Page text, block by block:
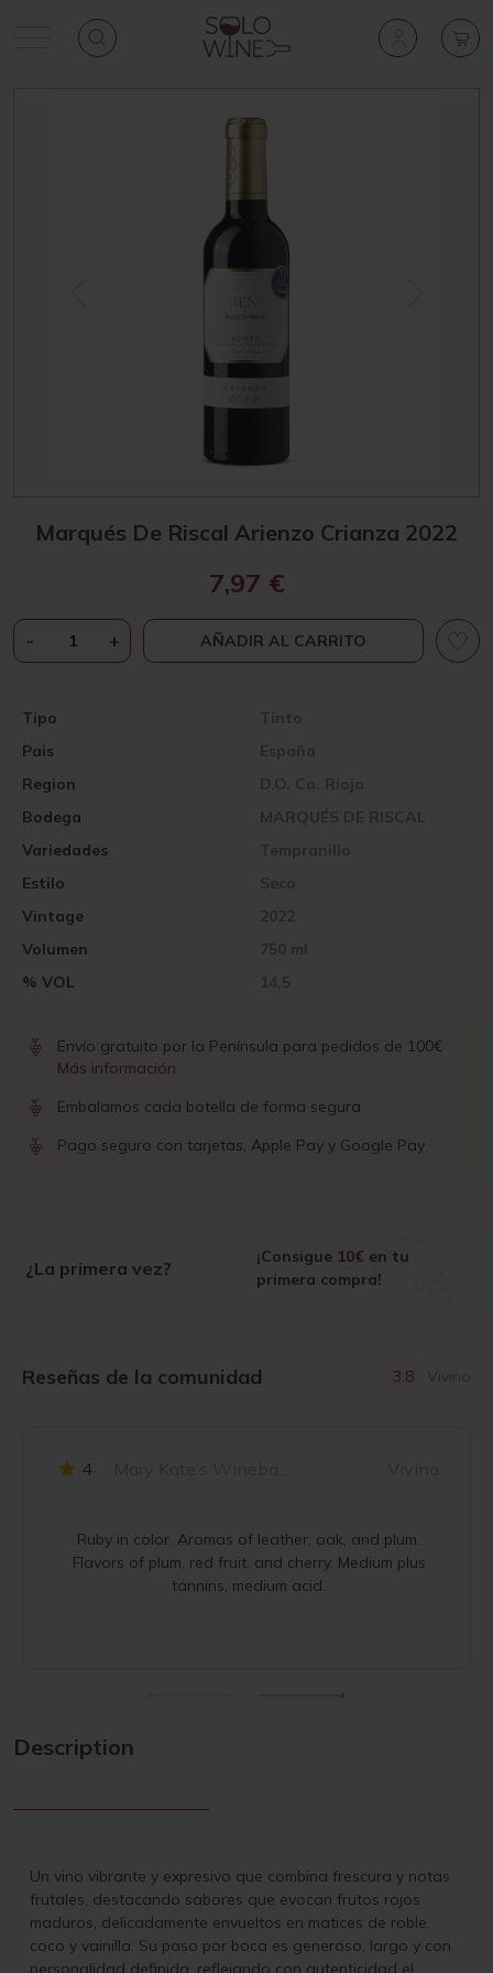
Marqués De Riscal Arienzo Crianza 2022
Pais España
Vintage 2022
Region D.O. Ca. Rioja
Volumen 750 ml
Bodega MARQUÉS DE RISCAL
% VOL 14,5
Variedades Tempranillo
Tipo Tinto
Estilo Seco
7,97 €
-MARQUÉS
DE
ARIENZO
CRIANZA
2022
CANTIDAD
+ AÑADIR AL CARRITO
Envío gratuito por la Península para pedidos de 100€
Más información
Embalamos cada botella de forma segura
Pago seguro con tarjetas, Apple Pay y Google Pay
¿La primera vez?
¡Consigue 10€ en tu
primera compra!
Reseñas de la comunidad 3.8 Vivino
4
Ruby in color. Aromas of leather, oak, and plum.
Flavors of plum, red fruit, and cherry. Medium plus
tannins, medium acid.
Description
Un vino vibrante y expresivo que combina frescura y notas
frutales, destacando sabores que evocan frutos rojos
maduros, delicadamente envueltos en matices de roble,
coco y vainilla. Su paso por boca es generoso, largo y con
personalidad definida, reflejando con autenticidad el